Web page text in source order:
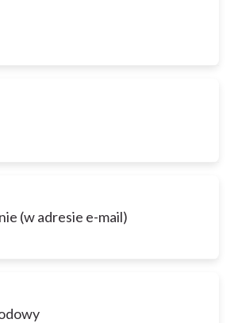
(w adresie e-mail)